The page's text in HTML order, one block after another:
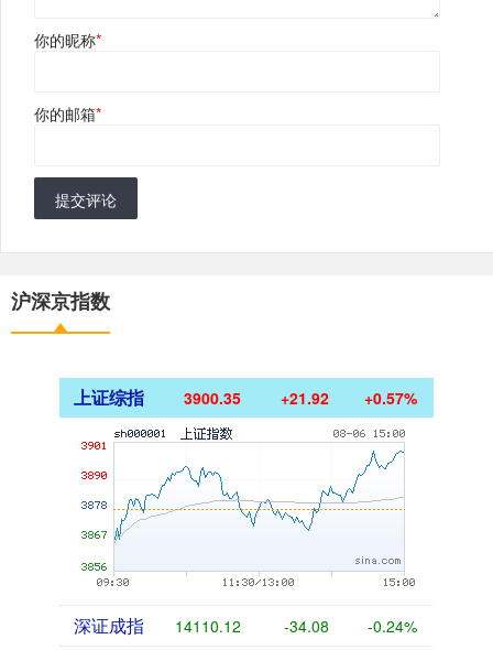
你的昵称*
你的邮箱*
提交评论
沪深京指数
上证综指 3900.35 +21.92 +0.57%
深证成指 14110.12 -34.08 -0.24%